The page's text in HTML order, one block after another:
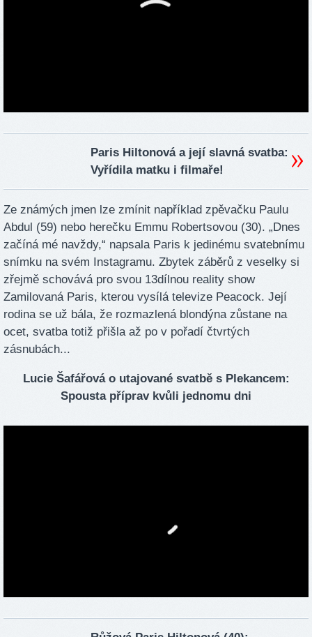
Paris Hiltonová a její slavná svatba:
Vyřídila matku i filmaře!
Ze známých jmen lze zmínit například zpěvačku Paulu
Abdul (59) nebo herečku Emmu Robertsovou (30). „Dnes
začíná mé navždy,“ napsala Paris k jedinému svatebnímu
snímku na svém Instagramu. Zbytek záběrů z veselky si
zřejmě schovává pro svou 13dílnou reality show
Zamilovaná Paris, kterou vysílá televize Peacock. Její
rodina se už bála, že rozmazlená blondýna zůstane na
ocet, svatba totiž přišla až po v pořadí čtvrtých
zásnubách...
Lucie Šafářová o utajované svatbě s Plekancem:
Spousta příprav kvůli jednomu dni